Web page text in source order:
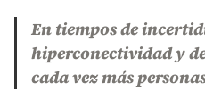
En tiempos de
hiperconectividad y
cada vez más